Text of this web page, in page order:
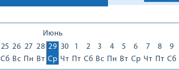
Июнь
25
Сб
26
Вс
27
Пн
28
Вт
29
Ср
30
Чт
1
Пт
2
Сб
3
Вс
4
Пн
5
Вт
6
Ср
7
Чт
8
Пт
9
Сб